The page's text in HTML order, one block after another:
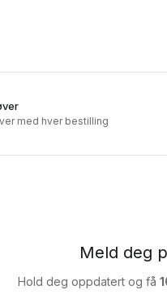
med hver bestilling
Meld deg
Hold deg oppdatert og få